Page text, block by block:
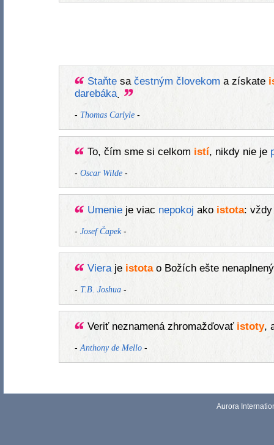
Staňtesa čestným človekom a získate
darebáka.
- Thomas Carlyle-
To, čím sme si celkom istí, nikdy nie je
- Oscar Wilde-
Umenieje viac nepokoj ako istota:
- Josef Čapek-
Vieraje istotao Božích ešte
- T.B. Joshua-
Veriť neznamená zhromažďovať istoty,
- Anthony de Mello-
Aurora